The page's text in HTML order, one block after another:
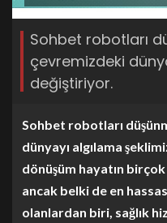
Sohbet robotları
çevremizdeki
değiştiriyor.
Sohbet robotları
dünyayı algılama
dönüşüm hayatın
ancak belki de en
olanlardan biri, sağlık